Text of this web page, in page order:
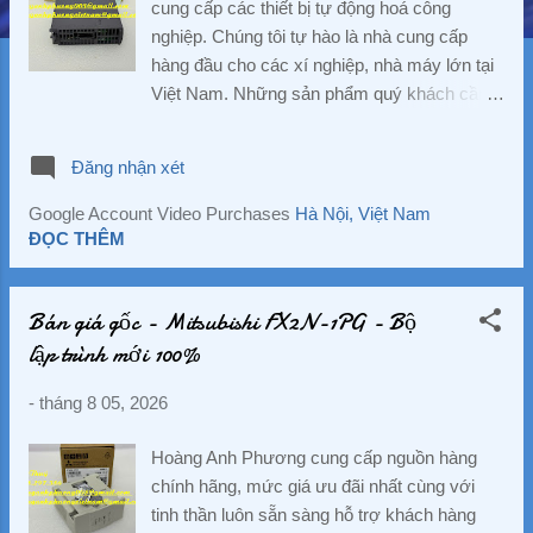
cung cấp các thiết bị tự động hoá công
nghiệp. Chúng tôi tự hào là nhà cung cấp
hàng đầu cho các xí nghiệp, nhà máy lớn tại
Việt Nam. Những sản phẩm quý khách cần
chất lượng, giá cả cạnh trạnh nhất thị
trường. Hãy liên hệ trực tiếp với chúng tôi để
Thuý ☘️ : Điện thoại : 0888.297.586
Hotline: 0906.367.585 Email 1 :
hoanganhphuong008@gmail.com Email 2:
hoanganhphuongvietnam@gmail.com
TNHH HOÀNG ANH PHƯƠNG -VP: 23
Nhị Đồng 2, P. Dĩ An, TP. Dĩ An, Tỉnh Bình
Dương, Việt Nam Tu Dong Hoa, DienTu,
Thiet Bi Dien, Gia Re, Chinh Hang, Nhap
Đăng nhận xét
Google Account Video Purchases Hà Nội, Việt Nam
ĐỌC THÊM
Bán giá gốc - Mitsubishi FX2N-1PG - Bộ
lập trình mới 100%
- tháng 8 05, 2026
Hoàng Anh Phương cung cấp nguồn hàng
chính hãng, mức giá ưu đãi nhất cùng với
tinh thần luôn sẵn sàng hỗ trợ khách hàng